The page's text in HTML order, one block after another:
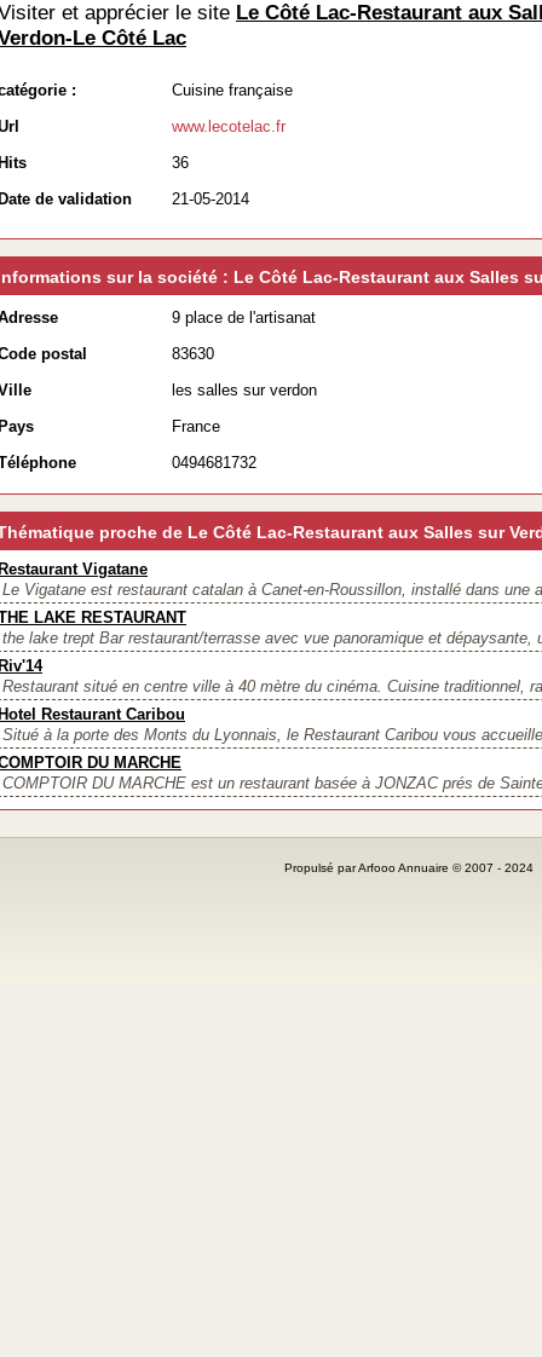
et apprécier le site Le Côté Lac-Restaurant aux
Le Côté Lac
:
Cuisine française
www.lecotelac.fr
36
de validation
21-05-2014
sur la société : Le Côté Lac-Restaurant aux Salles
9 place de l'artisanat
postal
83630
les salles sur verdon
France
0494681732
proche de Le Côté Lac-Restaurant aux Salles sur
Vigatane
Le Vigatane est restaurant catalan à Canet-en-Roussillon, installé dans une
LAKE RESTAURANT
the lake trept Bar restaurant/terrasse avec vue panoramique et dépaysante,
Restaurant situé en centre ville à 40 mètre du cinéma. Cuisine traditionnel,
Restaurant Caribou
Situé à la porte des Monts du Lyonnais, le Restaurant Caribou vous
DU MARCHE
COMPTOIR DU MARCHE est un restaurant basée à JONZAC prés de
Propulsé par Arfooo Annuaire © 2007 -